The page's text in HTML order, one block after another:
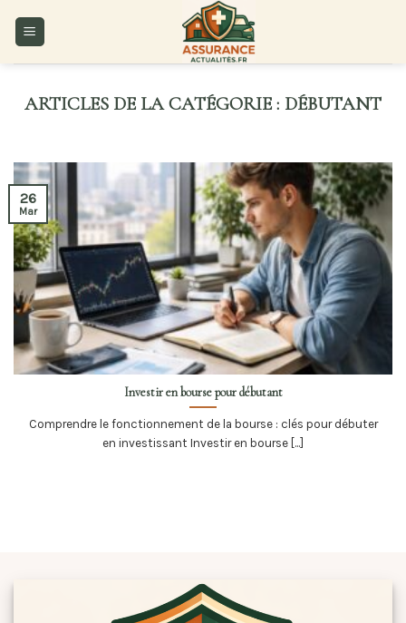
DÉBUTANT
Investir en bourse pour débutant
Comprendre le fonctionnement de la bourse : clés pour débuter
en investissant Investir en bourse [...]
26
Mar